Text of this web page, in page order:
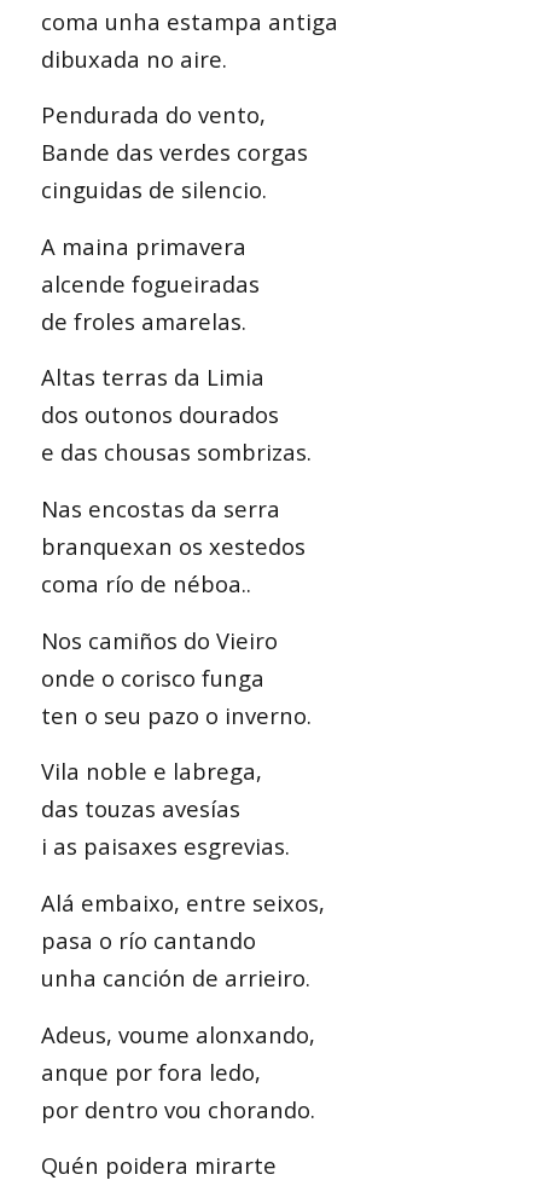
coma unha estampa antiga
dibuxada no aire.
Pendurada do vento,
Bande das verdes corgas
cinguidas de silencio.
A maina primavera
alcende fogueiradas
de froles amarelas.
Altas terras da Limia
dos outonos dourados
e das chousas sombrizas.
Nas encostas da serra
branquexan os xestedos
coma río de néboa..
Nos camiños do Vieiro
onde o corisco funga
ten o seu pazo o inverno.
Vila noble e labrega,
das touzas avesías
i as paisaxes esgrevias.
Alá embaixo, entre seixos,
pasa o río cantando
unha canción de arrieiro.
Adeus, voume alonxando,
anque por fora ledo,
por dentro vou chorando.
Quén poidera mirarte